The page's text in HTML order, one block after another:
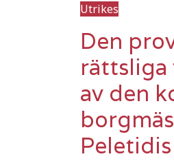
Utrikes
Den
av den